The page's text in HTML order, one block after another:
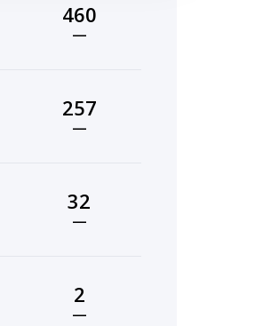
460
—
257
—
32
—
2
—